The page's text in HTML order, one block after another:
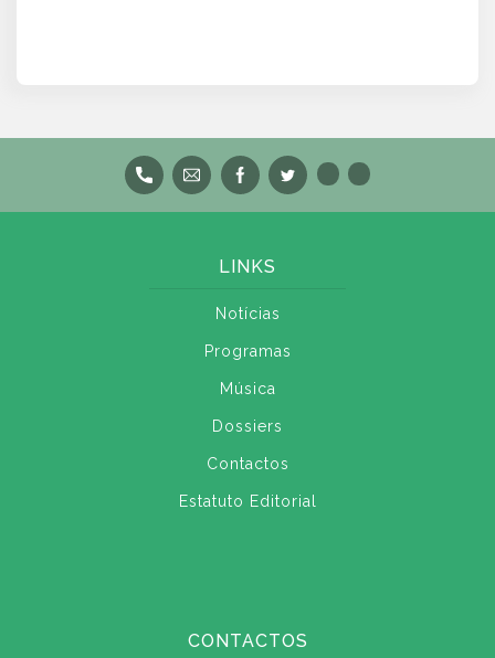
LINKS
Notícias
Programas
Música
Dossiers
Contactos
Estatuto Editorial
CONTACTOS